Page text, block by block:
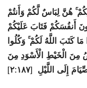
هُنَّ لِبَاسٌ لَّكُمْ وَأَنتُمْ
أَنفُسَكُمْ فَتَابَ عَلَيْكُمْ
كَتَبَ اللَّهُ لَكُمْ ۚ وَكُلُوا
مِنَ الْخَيْطِ الْأَسْوَدِ مِنَ
إِلَى اللَّيْلِ [٢:١٨٧]